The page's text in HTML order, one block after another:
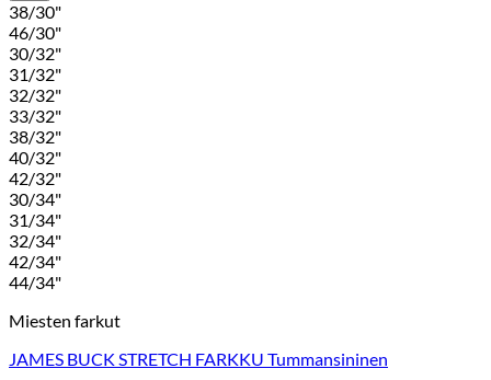
38/30"
46/30"
30/32"
31/32"
32/32"
33/32"
38/32"
40/32"
42/32"
30/34"
31/34"
32/34"
42/34"
44/34"
Miesten farkut
JAMES BUCK STRETCH FARKKU Tummansininen